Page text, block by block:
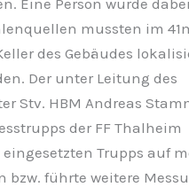
mussten im
des Gebäudes
Der unter Leitung des
Stv. HBM Andreas
der FF Thalheim
Trupps auf
bzw. führte weitere